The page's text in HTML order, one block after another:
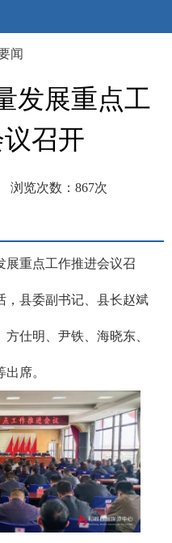
闻
发展重点工
召开
浏览次数： 867次
展重点工作推进会议召
，县委副书记、县长赵斌
仕明、尹铁、海晓东、
席。